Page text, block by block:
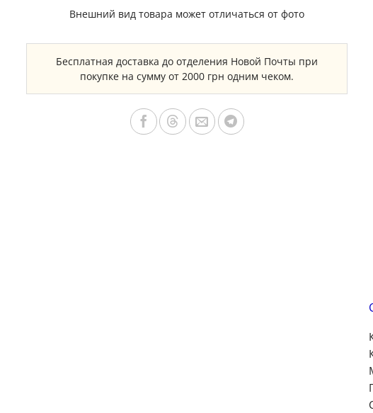
Внешний вид товара может отличаться от фото
Бесплатная доставка до отделения Новой Почты при
покупке на сумму от 2000 грн одним чеком.